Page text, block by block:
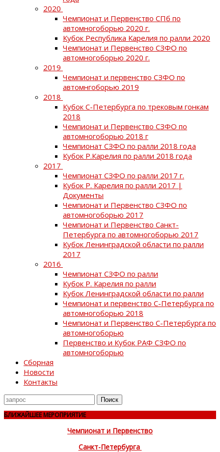
2020
Чемпионат и Первенство СПб по
автомногоборью 2020 г.
Кубок Республика Карелия по ралли 2020
Чемпионат и Первенство СЗФО по
автомногоборью 2020 г.
2019
Чемпионат и первенство СЗФО по
автомнгоборью 2019
2018
Кубок С-Петербурга по трековым гонкам
2018
Чемпионат и Первенство СЗФО по
автомногоборью 2018 г
Чемпионат СЗФО по ралли 2018 года
Кубок Р.Карелия по ралли 2018 года
2017
Чемпионат СЗФО по ралли 2017 г.
Кубок Р. Карелия по ралли 2017 |
Документы
Чемпионат и Первенство СЗФО по
автомногоборью 2017
Чемпионат и Первенство Санкт-
Петербурга по автомногоборью 2017
Кубок Ленинградской области по ралли
2017
2016
Чемпионат СЗФО по ралли
Кубок Р. Карелия по ралли
Кубок Ленинградской области по ралли
Чемпионат и первенство С-Петербурга по
автомногоборью 2018
Чемпионат и Первенство С-Петербурга по
автомногоборью
Первенство и Кубок РАФ СЗФО по
автомногоборью
Сборная
Новости
Контакты
Поиск
для
БЛИЖАЙШЕЕ МЕРОПРИЯТИЕ
Чемпионат и Первенство
Санкт-Петербурга